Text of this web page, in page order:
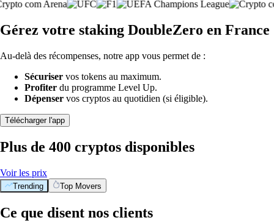
Gérez votre staking DoubleZero en France
Au-delà des récompenses, notre app vous permet de :
Sécuriser vos tokens au maximum.
Profiter du programme Level Up.
Dépenser vos cryptos au quotidien (si éligible).
Télécharger l'app
Plus de 400 cryptos disponibles
Voir les prix
Trending Top Movers
Ce que disent nos clients